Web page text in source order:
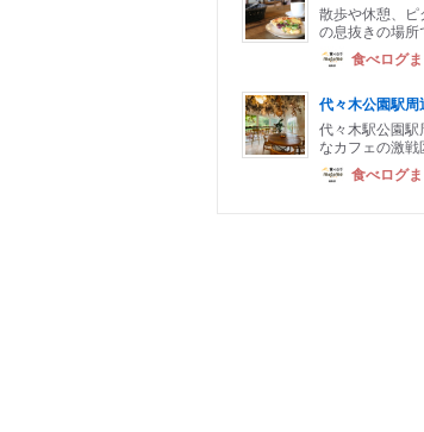
散歩や休憩、
の息抜きの場
食べログ
代々木公園駅
代々木駅公園
なカフェの激
食べログ